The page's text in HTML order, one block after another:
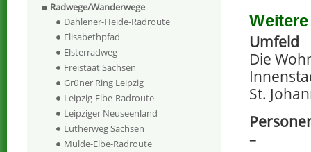
Umfeld
Die
St.
–
Radwege/Wanderwege
Dahlener-Heide-Radroute
Elisabethpfad
Elsterradweg
Freistaat Sachsen
Grüner Ring Leipzig
Leipzig-Elbe-Radroute
Leipziger Neuseenland
Lutherweg Sachsen
Mulde-Elbe-Radroute